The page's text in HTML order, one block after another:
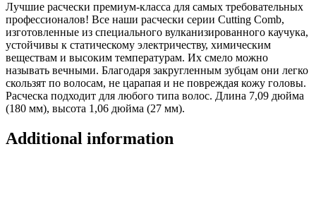
Лучшие расчески премиум-класса для самых требовательных
профессионалов! Все наши расчески серии Cutting Comb,
изготовленные из специального вулканизированного каучука,
устойчивы к статическому электричеству, химическим
веществам и высоким температурам. Их смело можно
называть вечными. Благодаря закругленным зубцам они легко
скользят по волосам, не царапая и не повреждая кожу головы.
Расческа подходит для любого типа волос. Длина 7,09 дюйма
(180 мм), высота 1,06 дюйма (27 мм).
Additional information